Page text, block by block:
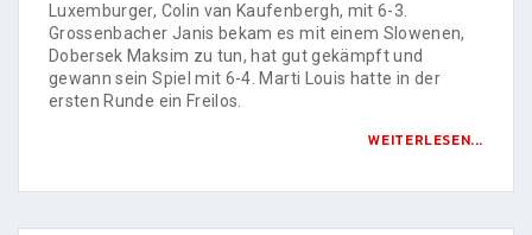
Luxemburger, Colin van Kaufenbergh, mit 6-3.
Grossenbacher Janis bekam es mit einem Slowenen,
Dobersek Maksim zu tun, hat gut gekämpft und
gewann sein Spiel mit 6-4. Marti Louis hatte in der
ersten Runde ein Freilos.
WEITERLESEN...